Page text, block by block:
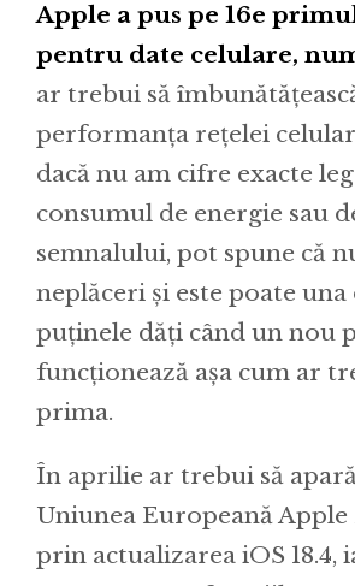
Apple a pus pe 16e
pentru date celulare,
ar trebui să
performanța rețelei
dacă nu am cifre exacte
consumul de energie sau
semnalului, pot spune că
neplăceri și este poate
puținele dăți când un nou
funcționează așa cum ar
prima.
În aprilie ar trebui să
Uniunea Europeană
prin actualizarea iOS 18.4,